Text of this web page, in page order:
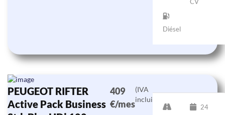
Diésel
PEUGEOT RIFTER
Active Pack Business
409
€/mes
(IVA
incluido)
24